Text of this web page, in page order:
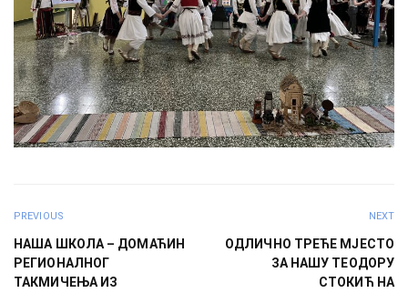
PREVIOUS
НАША ШКОЛА – ДОМАЋИН
РЕГИОНАЛНОГ
ТАКМИЧЕЊА ИЗ
NEXT
ОДЛИЧНО ТРЕЋЕ МЈЕСТО
ЗА НАШУ ТЕОДОРУ
СТОКИЋ НА